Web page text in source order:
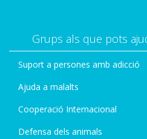
Grups als que pots
Suport a persones amb adicció
Ajuda a malalts
Cooperació Internacional
Defensa dels animals